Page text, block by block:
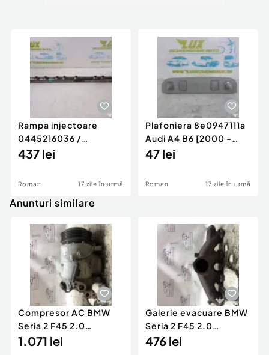
Rampa injectoare
0445216036 /
780542302 3.0 d 313
437 lei
Roman 17 zile în urmă
Plafoniera 8e0947111a
Audi A4 B6 [2000 -
2005]
47 lei
Roman 17 zile în urmă
Anunturi similare
Compresor AC BMW
Seria 2 F45 2.0
Motorina 2016
1.071 lei
Galerie evacuare BMW
Seria 2 F45 2.0
Motorina 2016
476 lei